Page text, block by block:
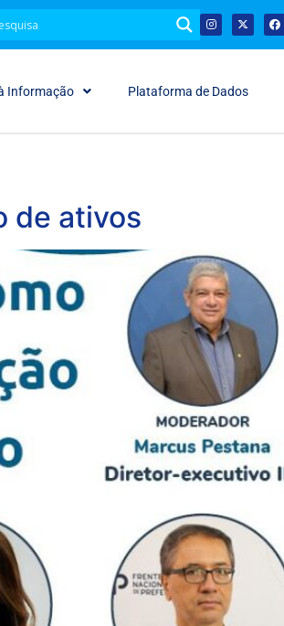
Informação Plataforma de Dados
de ativos